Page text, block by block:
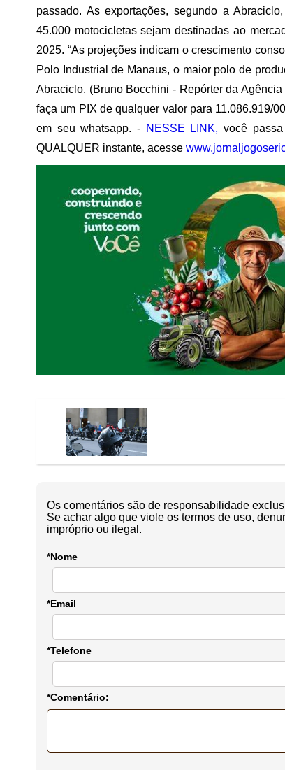
passado. As exportações, segundo a
45.000 motocicletas sejam destinadas ao
2025. “As projeções indicam o crescimento
Polo Industrial de Manaus, o maior polo de
Abraciclo. (Bruno Bocchini - Repórter da Agência
faça um PIX de qualquer valor para 11.086.919/
em seu whatsapp. - NESSE LINK, você
QUALQUER instante, acesse
Os comentários são de responsabilidade
Se achar algo que viole os termos de uso,
impróprio ou ilegal.
*Nome
*Email
*Telefone
*Comentário: